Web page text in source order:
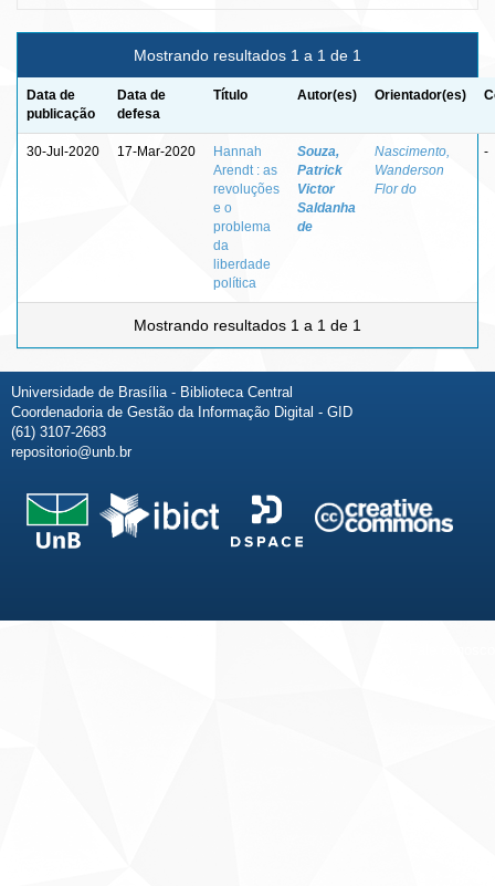
Mostrando resultados 1 a 1 de 1
Data de
publicação
Data de
defesa
Título Autor(es) Orientador(es)
30-Jul-2020 17-Mar-2020
Hannah
Arendt : as
revoluções
e o
problema
da
liberdade
política
Souza,
Patrick
Victor
Saldanha
de
Nascimento,
Wanderson
Flor do
-
Mostrando resultados 1 a 1 de 1
Universidade de Brasília - Biblioteca Central
Coordenadoria de Gestão da Informação Digital - GID
(61) 3107-2683
repositorio@unb.br